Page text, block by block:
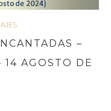
–
14 AGOSTO DE